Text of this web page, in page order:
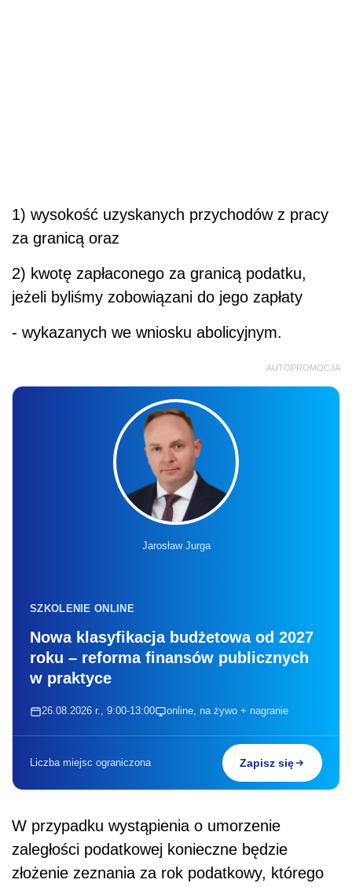
1) wysokość uzyskanych przychodów z pracy
za granicą oraz
2) kwotę zapłaconego za granicą podatku,
jeżeli byliśmy zobowiązani do jego zapłaty
- wykazanych we wniosku abolicyjnym.
AUTOPROMOCJA
Jarosław Jurga
SZKOLENIE ONLINE
Nowa klasyfikacja budżetowa od 2027
roku – reforma finansów publicznych
w praktyce
26.08.2026 r., 9:00-13:00 online, na żywo + nagranie
Liczba miejsc ograniczona Zapisz się
W przypadku wystąpienia o umorzenie
zaległości podatkowej konieczne będzie
złożenie zeznania za rok podatkowy, którego